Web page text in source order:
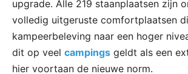
upgrade. Alle 219 staanplaatsen zijn
volledig uitgeruste comfortplaatsen
kampeerbeleving naar een hoger
dit op veel campings geldt als een
hier voortaan de nieuwe norm.